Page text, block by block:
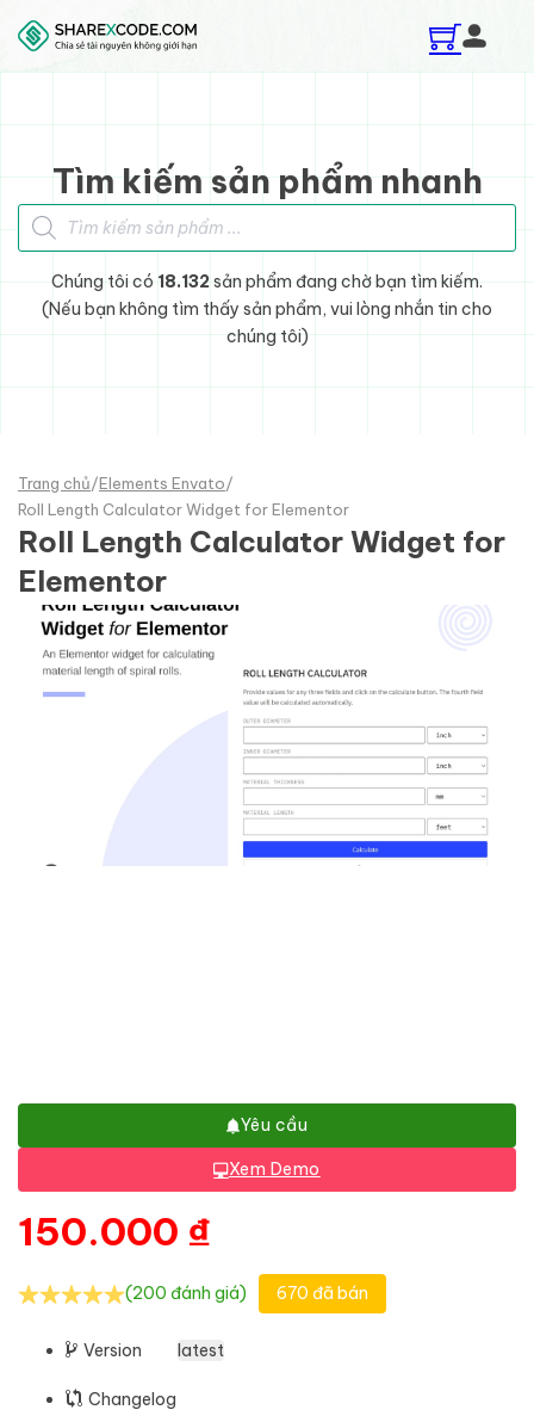
Skip to main content
Skip to footer
Tìm kiếm sản phẩm nhanh
Tìm kiếm sản phẩm
Chúng tôi có 18.132sản phẩm đang chờ bạn tìm kiếm.
(Nếu bạn không tìm thấy sản phẩm, vui lòng nhắn tin cho
chúng tôi)
Trang chủ/Elements Envato/
Roll Length Calculator Widget for Elementor
Roll Length Calculator Widget for
Elementor
Yêu cầu
Xem Demo
150.000 ₫
(200 đánh giá) 670 đã bán
Version latest
Changelog